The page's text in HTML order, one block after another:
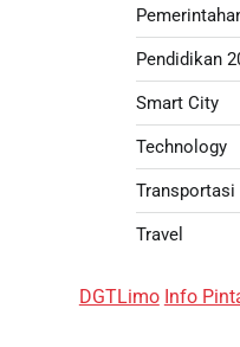
Pendidikan
Smart City
Technology
Transportasi
Travel
DGTLimo Info